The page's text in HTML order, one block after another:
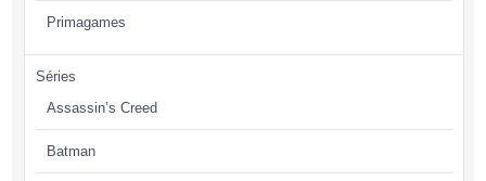
Primagames
Séries
Assassin’s Creed
Batman